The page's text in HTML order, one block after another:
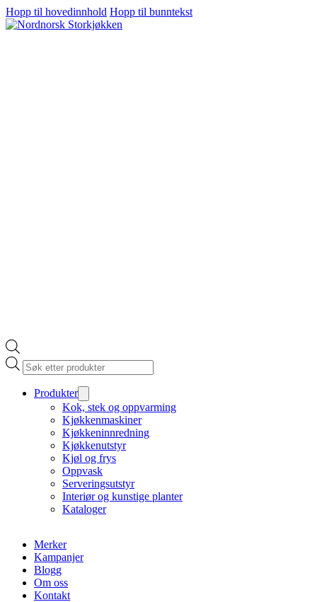
Hopp til hovedinnhold Hopp til bunntekst
Products
search
Produkter
Kok, stek og oppvarming
Kjøkkenmaskiner
Kjøkkeninnredning
Kjøkkenutstyr
Kjøl og frys
Oppvask
Serveringsutstyr
Interiør og kunstige planter
Kataloger
Merker
Kampanjer
Blogg
Om oss
Kontakt